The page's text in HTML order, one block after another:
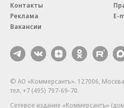
Контакты
Реклама
Вакансии
E-
© АО «Коммерсантъ». 127006,
тел. +7 (495) 797-69-70.
Сетевое издание «Коммерсантъ»